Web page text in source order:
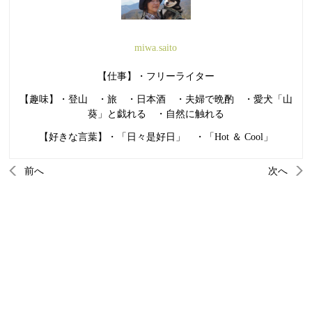
miwa.saito
【仕事】・フリーライター
【趣味】・登山 ・旅 ・日本酒 ・夫婦で晩酌 ・愛犬「山
葵」と戯れる ・自然に触れる
【好きな言葉】・「日々是好日」 ・「Hot ＆ Cool」
前へ 次へ